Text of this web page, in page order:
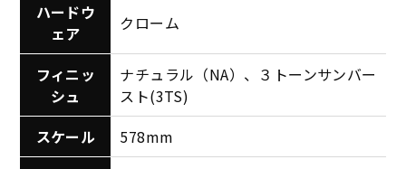
ハードウ
ェア
クローム
フィニッ
シュ
ナチュラル（NA）、３トーンサンバー
スト(3TS)
スケール
578mm